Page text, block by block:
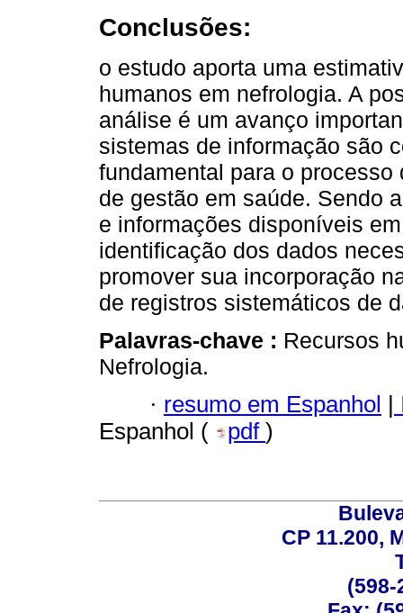
Conclusões:
o estudo aporta uma
humanos em nefrologia. A
análise é um avanço
sistemas de informação são
fundamental para o
de gestão em saúde. Sendo
e informações disponíveis
identificação dos dados
promover sua incorporação
de registros sistemáticos de
Palavras-chave : Recursos
Nefrologia.
· resumo em Espanhol
Espanhol (
pdf )
CP 11.200,
(598-